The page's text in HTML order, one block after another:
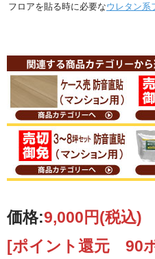
フロアを貼る時に必要なウレタン系
価格:9,000円(税込)
[ポイント還元 90